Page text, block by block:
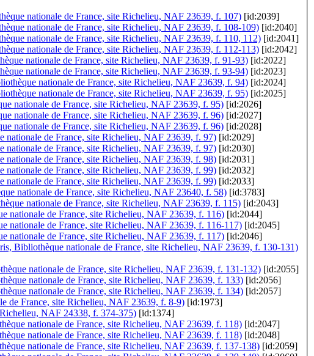
nationale de France, site Richelieu, NAF 23639, f. 107) [id:2039]
nationale de France, site Richelieu, NAF 23639, f. 108-109) [id:2040]
nationale de France, site Richelieu, NAF 23639, f. 110, 112) [id:2041]
nationale de France, site Richelieu, NAF 23639, f. 112-113) [id:2042]
nationale de France, site Richelieu, NAF 23639, f. 91-93) [id:2022]
nationale de France, site Richelieu, NAF 23639, f. 93-94) [id:2023]
nationale de France, site Richelieu, NAF 23639, f. 94) [id:2024]
nationale de France, site Richelieu, NAF 23639, f. 95) [id:2025]
nationale de France, site Richelieu, NAF 23639, f. 95) [id:2026]
nationale de France, site Richelieu, NAF 23639, f. 96) [id:2027]
nationale de France, site Richelieu, NAF 23639, f. 96) [id:2028]
de France, site Richelieu, NAF 23639, f. 97) [id:2029]
nationale de France, site Richelieu, NAF 23639, f. 97) [id:2030]
de France, site Richelieu, NAF 23639, f. 98) [id:2031]
de France, site Richelieu, NAF 23639, f. 99) [id:2032]
nationale de France, site Richelieu, NAF 23639, f. 99) [id:2033]
nationale de France, site Richelieu, NAF 23640, f. 58) [id:3783]
nationale de France, site Richelieu, NAF 23639, f. 115) [id:2043]
nationale de France, site Richelieu, NAF 23639, f. 116) [id:2044]
nationale de France, site Richelieu, NAF 23639, f. 116-117) [id:2045]
nationale de France, site Richelieu, NAF 23639, f. 117) [id:2046]
Bibliothèque nationale de France, site Richelieu, NAF 23639, f. 130-131)
nationale de France, site Richelieu, NAF 23639, f. 131-132) [id:2055]
nationale de France, site Richelieu, NAF 23639, f. 133) [id:2056]
nationale de France, site Richelieu, NAF 23639, f. 134) [id:2057]
de France, site Richelieu, NAF 23639, f. 8-9) [id:1973]
NAF 24338, f. 374-375) [id:1374]
nationale de France, site Richelieu, NAF 23639, f. 118) [id:2047]
nationale de France, site Richelieu, NAF 23639, f. 118) [id:2048]
nationale de France, site Richelieu, NAF 23639, f. 137-138) [id:2059]